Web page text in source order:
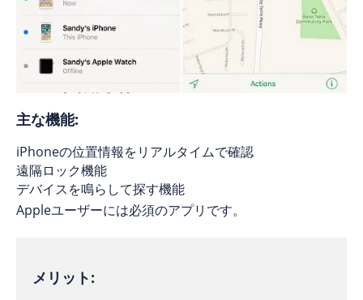
主な機能:
iPhoneの位置情報をリアルタイムで確認
遠隔ロック機能
デバイスを鳴らして探す機能
Appleユーザーには必須のアプリです。
メリット: